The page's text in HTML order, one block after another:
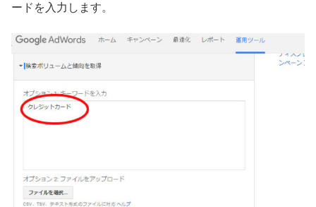
ードを入力します。